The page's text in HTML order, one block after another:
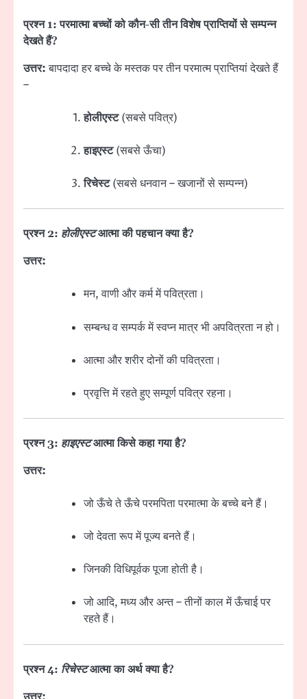
प्रश्न 1: परमात्मा बच्चों को कौन-सी तीन विशेष प्राप्तियों से सम्पन्न
देखते हैं?
उत्तर:बापदादा हर बच्चे के मस्तक पर तीन परमात्म प्राप्तियां देखते हैं
–
होलीएस्ट(सबसे पवित्र)
हाइएस्ट(सबसे ऊँचा)
रिचेस्ट(सबसे धनवान – खजानों से सम्पन्न)
प्रश्न 2: होलीएस्टआत्मा की पहचान क्या है?
उत्तर:
मन, वाणी और कर्म में पवित्रता।
सम्बन्ध व सम्पर्क में स्वप्न मात्र भी अपवित्रता न हो।
आत्मा और शरीर दोनों की पवित्रता।
प्रवृत्ति में रहते हुए सम्पूर्ण पवित्र रहना।
प्रश्न 3: हाइएस्टआत्मा किसे कहा गया है?
उत्तर:
जो ऊँचे ते ऊँचे परमपिता परमात्मा के बच्चे बने हैं।
जो देवता रूप में पूज्य बनते हैं।
जिनकी विधिपूर्वक पूजा होती है।
जो आदि, मध्य और अन्त – तीनों काल में ऊँचाई पर
रहते हैं।
प्रश्न 4: रिचेस्टआत्मा का अर्थ क्या है?